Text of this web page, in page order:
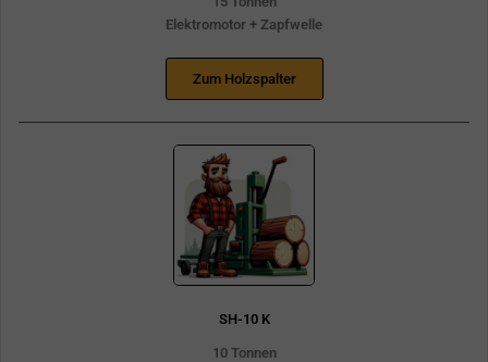
Elektromotor + Zapfwelle
Zum Holzspalter
SH-10 K
10 Tonnen